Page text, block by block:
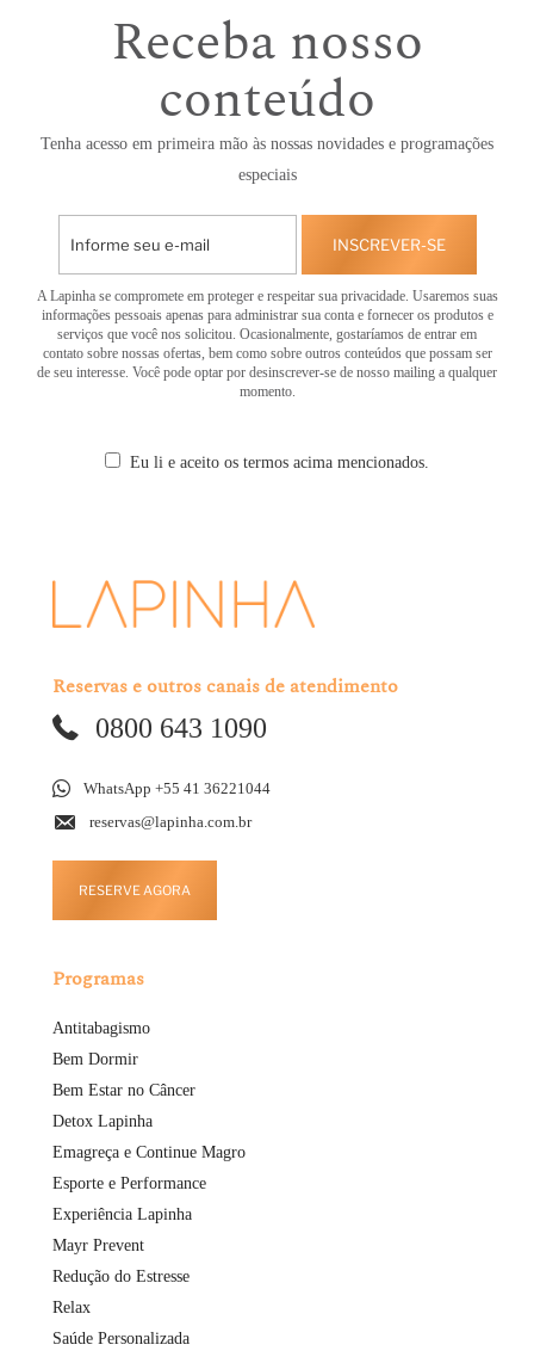
Receba nosso
conteúdo
Tenha acesso em primeira mão às nossas novidades e programações
especiais
INSCREVER-SE
A Lapinha se compromete em proteger e respeitar sua privacidade. Usaremos suas
informações pessoais apenas para administrar sua conta e fornecer os produtos e
serviços que você nos solicitou. Ocasionalmente, gostaríamos de entrar em
contato sobre nossas ofertas, bem como sobre outros conteúdos que possam ser
de seu interesse. Você pode optar por desinscrever-se de nosso mailing a qualquer
momento.
Eu li e aceito os termos acima mencionados.
Reservas e outros canais de atendimento
0800 643 1090
WhatsApp +55 41 36221044
reservas@lapinha.com.br
RESERVE AGORA
Programas
Antitabagismo
Bem Dormir
Bem Estar no Câncer
Detox Lapinha
Emagreça e Continue Magro
Esporte e Performance
Experiência Lapinha
Mayr Prevent
Redução do Estresse
Relax
Saúde Personalizada